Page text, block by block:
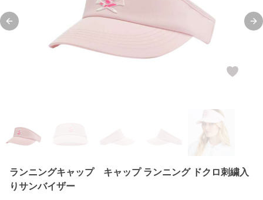
Previous slide
ランニングキャップ キャップ ランニング ドクロ刺繍入
りサンバイザー